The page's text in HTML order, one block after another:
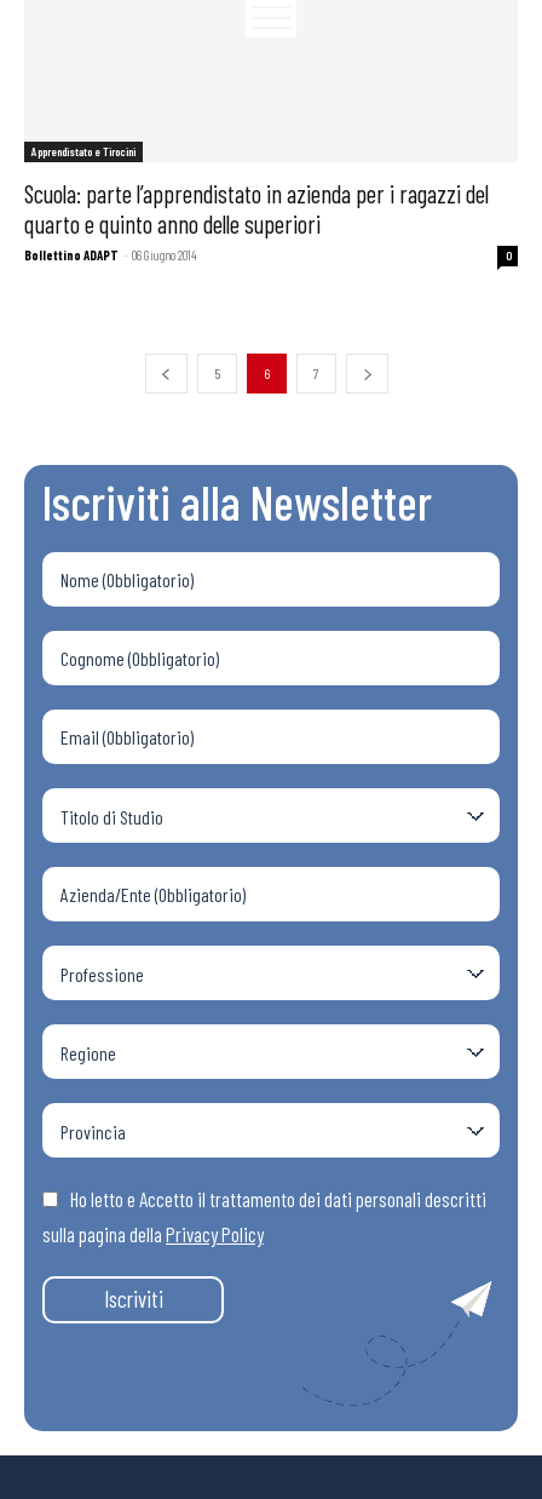
Apprendistato e Tirocini
Scuola: parte l’apprendistato in azienda per i ragazzi del
quarto e quinto anno delle superiori
Bollettino ADAPT - 06 Giugno 2014 0
5 6 7
Iscriviti alla Newsletter
Ho letto e Accetto il trattamento dei dati personali descritti
sulla pagina della Privacy Policy
Iscriviti